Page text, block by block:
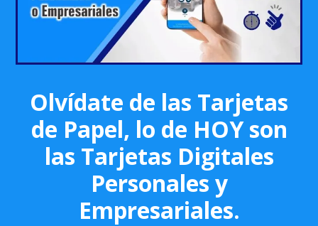
Olvídate de las Tarjetas
de Papel, lo de HOY son
las Tarjetas Digitales
Personales y
Empresariales.